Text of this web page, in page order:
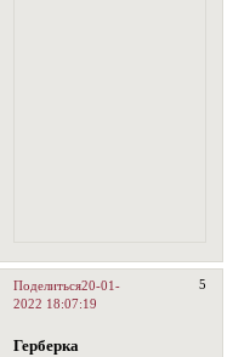
Поделиться 5
20-01-
2022 18:07:19
Герберка